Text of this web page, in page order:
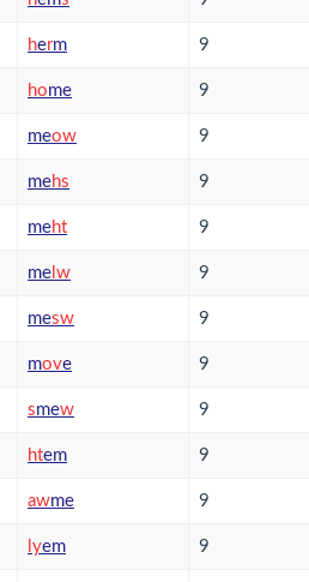
herm 9
home 9
meow 9
mehs 9
meht 9
me w 9
mesw 9
move 9
smew 9
htem 9
awme 9
yem 9